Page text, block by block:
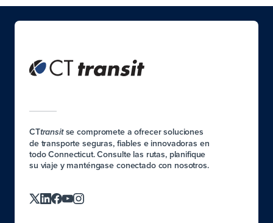
CTtransitse compromete a ofrecer soluciones
de transporte seguras, fiables e innovadoras en
todo Connecticut. Consulte las rutas, planifique
su viaje y manténgase conectado con nosotros.